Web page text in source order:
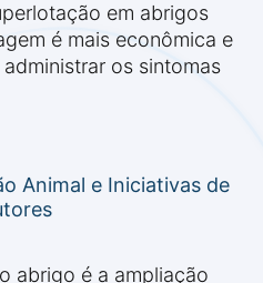
em abrigos
é mais econômica e
os sintomas
Animal e Iniciativas de
abrigo é a ampliação